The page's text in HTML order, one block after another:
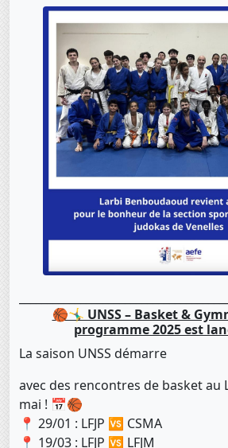
🏀🤸‍♂️ UNSS – Basket &
programme 2025 est
La saison UNSS démarre
avec des rencontres de basket au
mai ! 📅🏀
📍 29/01 : LFJP 🆚 CSMA
📍 19/03 : LFJP 🆚 LFJM